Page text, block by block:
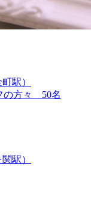
駅）
の方々 50名
駅）